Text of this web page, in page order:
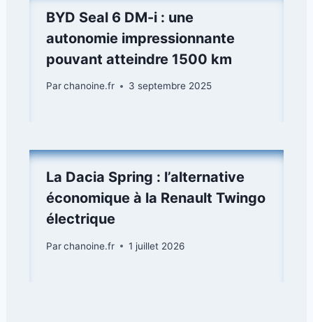
BYD Seal 6 DM-i : une
autonomie impressionnante
pouvant atteindre 1500 km
Parchanoine.fr 3 septembre 2025
La Dacia Spring : l’alternative
économique à la Renault Twingo
électrique
Parchanoine.fr 1 juillet 2026